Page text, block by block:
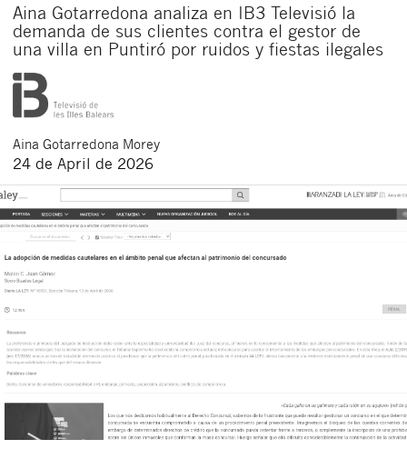
Aina Gotarredona analiza en IB3 Televisió la
demanda de sus clientes contra el gestor de
una villa en Puntiró por ruidos y fiestas ilegales
Aina Gotarredona Morey
24 de April de 2026